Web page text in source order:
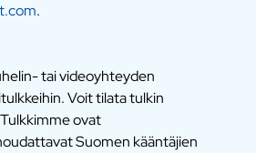
.
tai videoyhteyden
Voit tilata tulkin
ovat
Suomen kääntäjien